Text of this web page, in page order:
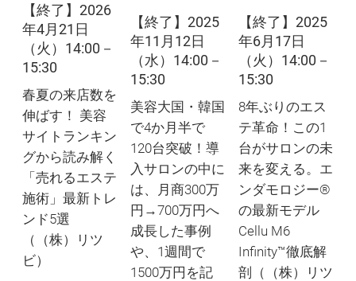
【終了】2026
年4月21日
（火）14:00－
15:30
春夏の来店数を
伸ばす！ 美容
サイトランキン
グから読み解く
「売れるエステ
施術」最新トレ
ンド5選
（（株）リツ
ビ）
【終了】2025
年11月12日
（水）14:00－
15:30
美容大国・韓国
で4か月半で
120台突破！導
入サロンの中に
は、月商300万
円→700万円へ
成長した事例
や、1週間で
1500万円を記
【終了】2025
年6月17日
（火）14:00－
15:30
8年ぶりのエス
テ革命！この1
台がサロンの未
来を変える。エ
ンダモロジー®
の最新モデル
Cellu M6
Infinity™徹底解
剖（（株）リツ